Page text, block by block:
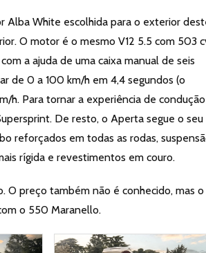
Alba White escolhida para o exterior
O motor é o mesmo V12 5.5 com 503
a ajuda de uma caixa manual de seis
de 0 a 100 km/h em 4,4 segundos (o
h. Para tornar a experiência de condução
De resto, o Aperta segue o seu
reforçados em todas as rodas,
rígida e revestimentos em couro.
O preço também não é conhecido, mas o
o 550 Maranello.